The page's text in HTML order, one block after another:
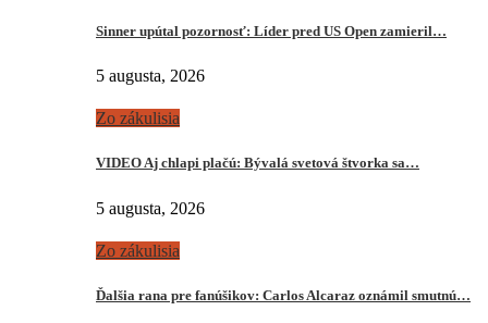
Sinner upútal pozornosť: Líder pred US Open zamieril…
5 augusta, 2026
Zo zákulisia
VIDEO Aj chlapi plačú: Bývalá svetová štvorka sa…
5 augusta, 2026
Zo zákulisia
Ďalšia rana pre fanúšikov: Carlos Alcaraz oznámil smutnú…